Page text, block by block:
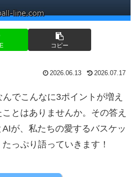
コピー
2026.06.13 2026.07.17
でこんなに3ポイントが増え
とはありませんか。その答え
が、私たちの愛するバスケッ
っぷり語っていきます！